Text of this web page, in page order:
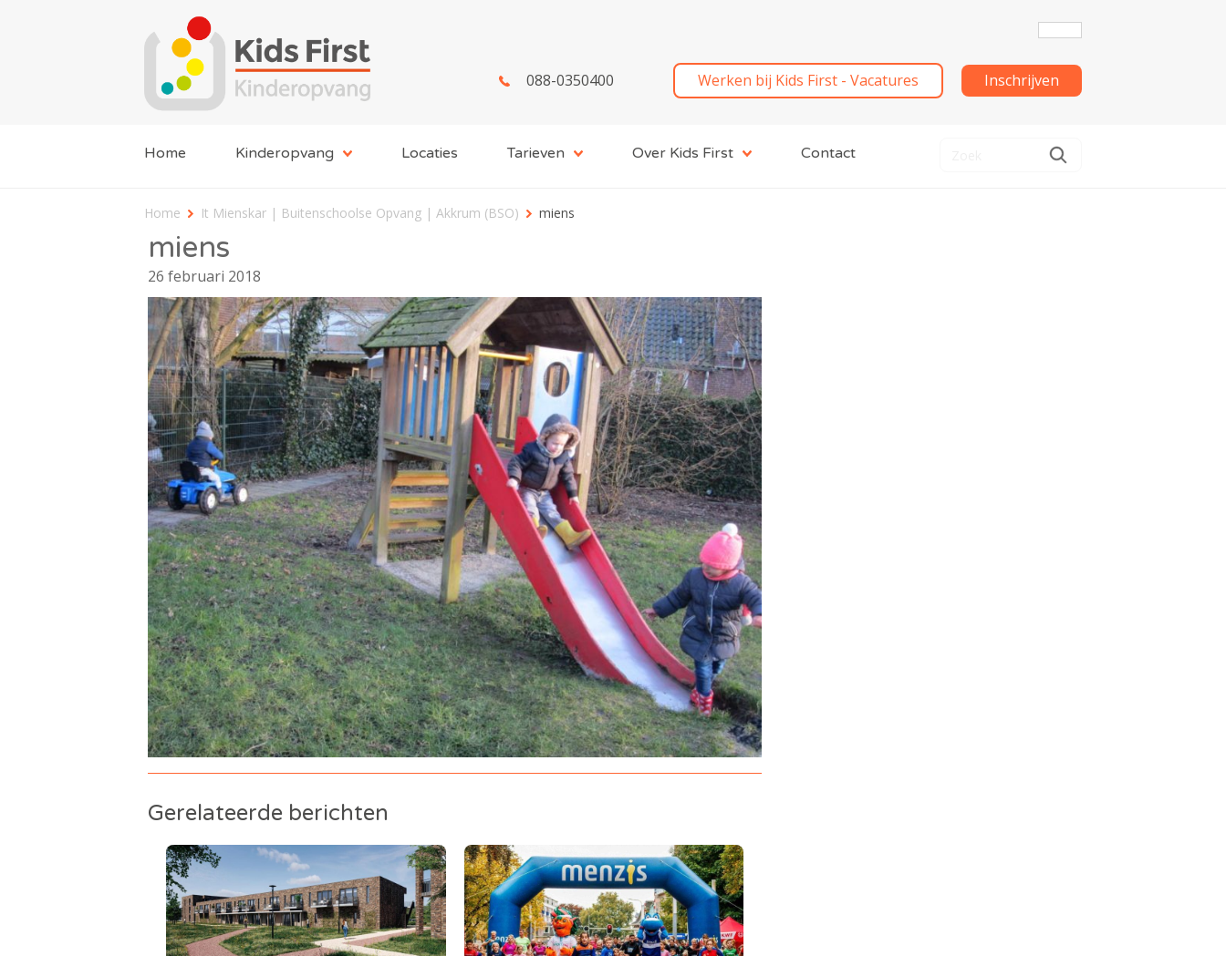
088-0350400 Werken bij Kids First - Vacatures Inschrijven
Home Kinderopvang Locaties Tarieven Over Kids First Contact
Home It Mienskar | Buitenschoolse Opvang | Akkrum (BSO) miens
miens
26 februari 2018
Gerelateerde berichten